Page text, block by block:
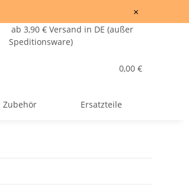
×
ab 3,90 € Versand in DE (außer
Speditionsware)
0,00 €
Zubehör Ersatzteile